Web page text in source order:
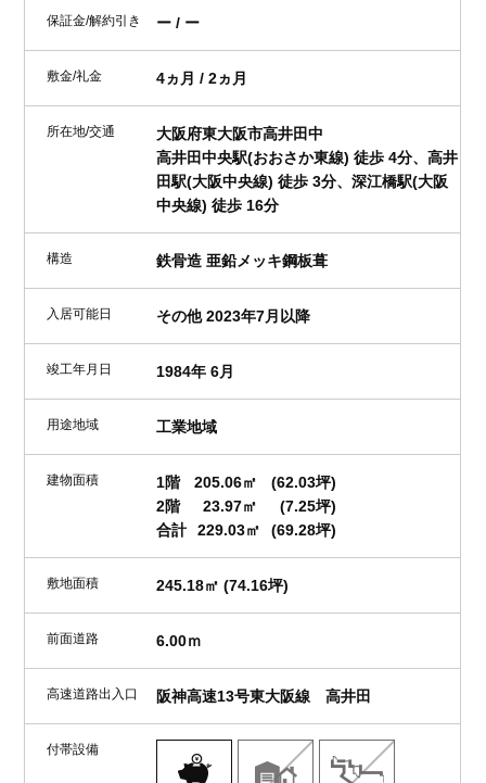
保証金/解約引き ー / ー
敷金/礼金 4ヵ月 / 2ヵ月
所在地/交通
大阪府東大阪市高井田中
高井田中央駅(おおさか東線) 徒歩 4分、高井
田駅(大阪中央線) 徒歩 3分、深江橋駅(大阪
中央線) 徒歩 16分
構造 鉄骨造 亜鉛メッキ鋼板葺
入居可能日 その他 2023年7月以降
竣工年月日 1984年 6月
用途地域 工業地域
建物面積 1階 205.06㎡
(62.03坪)
2階
23.97㎡
(7.25坪)
合計
229.03㎡ (69.28坪)
敷地面積 245.18㎡ (74.16坪)
前面道路 6.00ｍ
高速道路出入口 阪神高速13号東大阪線 高井田
付帯設備